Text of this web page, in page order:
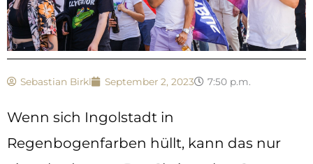
Sebastian Birkl September 2, 2023 7:50 p.m.
Wenn sich Ingolstadt in
Regenbogenfarben hüllt, kann das nur